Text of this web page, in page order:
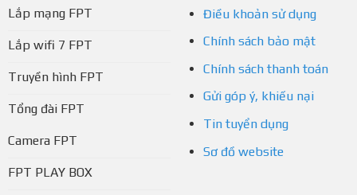
Lắp mạng FPT
Lắp wifi 7 FPT
Truyền hình FPT
Tổng đài FPT
Camera FPT
FPT PLAY BOX
Điều khoản sử dụng
Chính sách bảo mật
Chính sách thanh toán
Gửi góp ý, khiếu nại
Tin tuyển dụng
Sơ đồ website